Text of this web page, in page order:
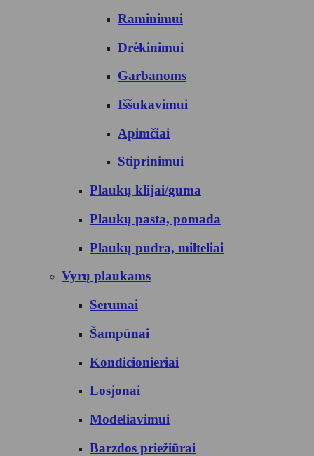
Raminimui
Drėkinimui
Garbanoms
Iššukavimui
Apimčiai
Stiprinimui
Plaukų klijai/guma
Plaukų pasta, pomada
Plaukų pudra, milteliai
Vyrų plaukams
Serumai
Šampūnai
Kondicionieriai
Losjonai
Modeliavimui
Barzdos priežiūrai